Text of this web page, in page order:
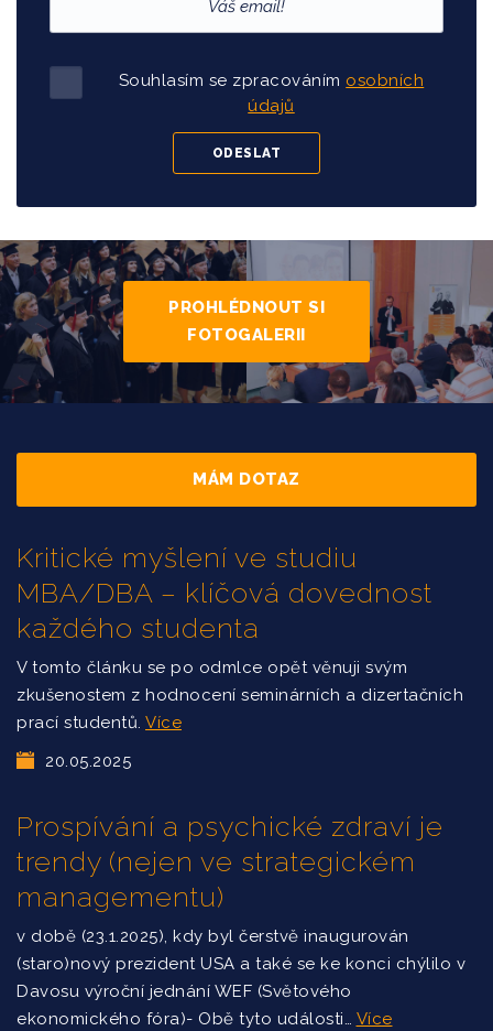
Souhlasím se zpracováním osobních
údajů
PROHLÉDNOUT SI
FOTOGALERII
MÁM DOTAZ
Kritické myšlení ve studiu
MBA/DBA – klíčová dovednost
každého studenta
V tomto článku se po odmlce opět věnuji svým
zkušenostem z hodnocení seminárních a dizertačních
prací studentů. Více
20.05.2025
Prospívání a psychické zdraví je
trendy (nejen ve strategickém
managementu)
v době (23.1.2025), kdy byl čerstvě inaugurován
(staro)nový prezident USA a také se ke konci chýlilo v
Davosu výroční jednání WEF (Světového
ekonomického fóra)- Obě tyto události… Více